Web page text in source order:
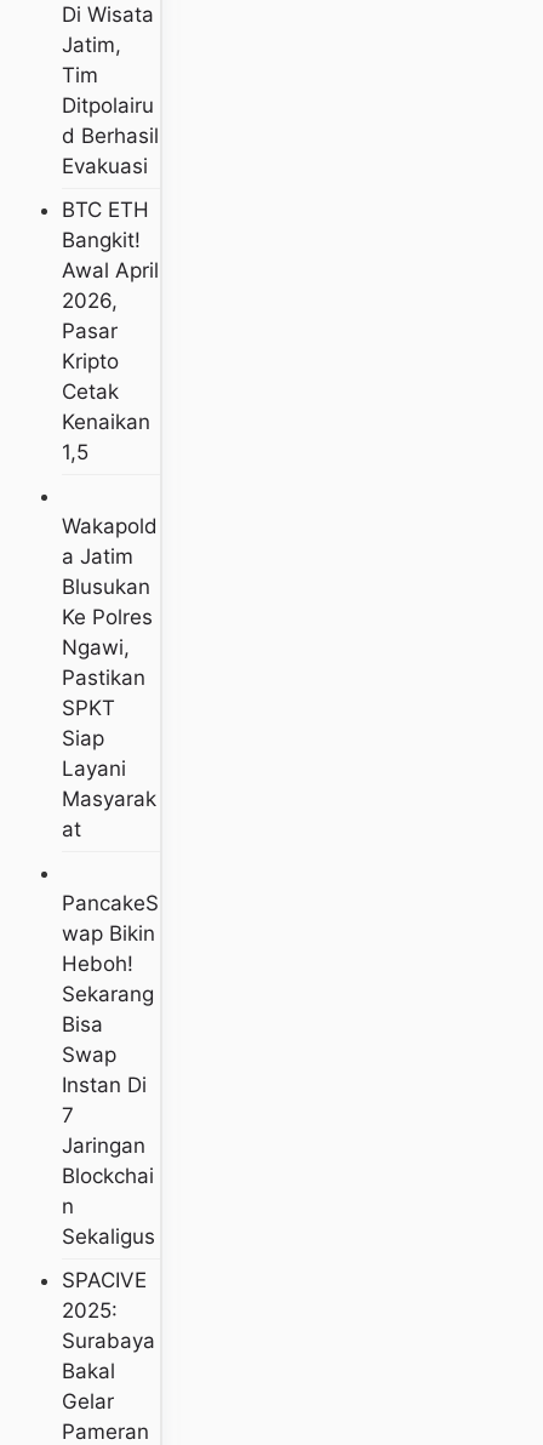
Di Wisata
Jatim,
Tim
Ditpolairu
D Berhasil
Evakuasi
BTC ETH
Bangkit!
Awal April
2026,
Pasar
Kripto
Cetak
Kenaikan
1,5
Wakapold
A Jatim
Blusukan
Ke Polres
Ngawi,
Pastikan
SPKT
Siap
Layani
Masyarak
At
PancakeS
Wap Bikin
Heboh!
Sekarang
Bisa
Swap
Instan Di
7
Jaringan
Blockchai
N
Sekaligus
SPACIVE
2025:
Surabaya
Bakal
Gelar
Pameran